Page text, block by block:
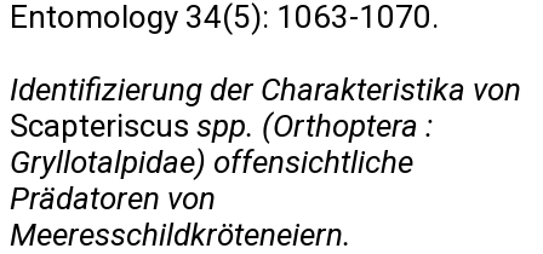
Entomology 34(5): 1063-1070.
Identifizierung der Charakteristika von
Scapteriscus spp. (Orthoptera :
Gryllotalpidae) offensichtliche
Prädatoren von
Meeresschildkröteneiern.